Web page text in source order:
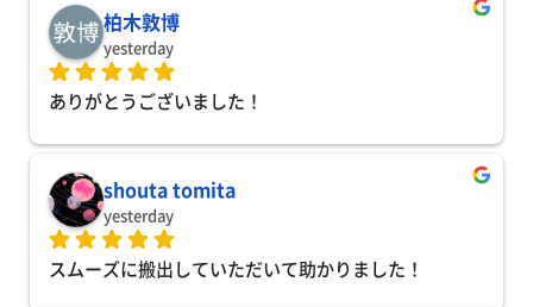
柏木敦博
yesterday
ありがとうございました！
shouta tomita
yesterday
スムーズに搬出していただいて助かりました！